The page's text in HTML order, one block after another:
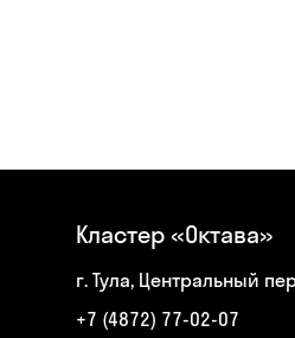
Кластер «Октава»
г. Тула, Центральный
+7 (4872) 77-02-07